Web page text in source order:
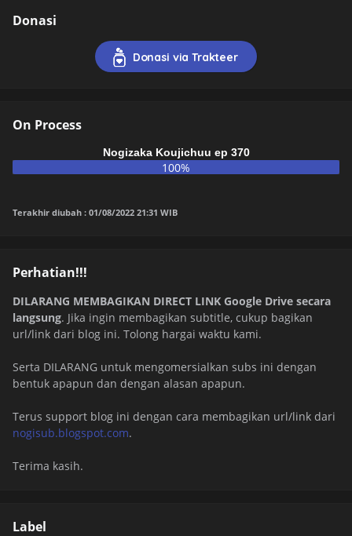
Donasi
Donasi via Trakteer
On Process
Nogizaka Koujichuu ep 370
100%
Terakhir diubah : 01/08/2022 21:31 WIB
Perhatian!!!
DILARANG MEMBAGIKAN DIRECT LINK Google Drive secara
langsung. Jika ingin membagikan subtitle, cukup bagikan
url/link dari blog ini. Tolong hargai waktu kami.
Serta DILARANG untuk mengomersialkan subs ini dengan
bentuk apapun dan dengan alasan apapun.
Terus support blog ini dengan cara membagikan url/link dari
nogisub.blogspot.com.
Terima kasih.
Label